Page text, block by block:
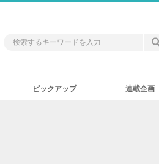
ピックアップ 連載企画